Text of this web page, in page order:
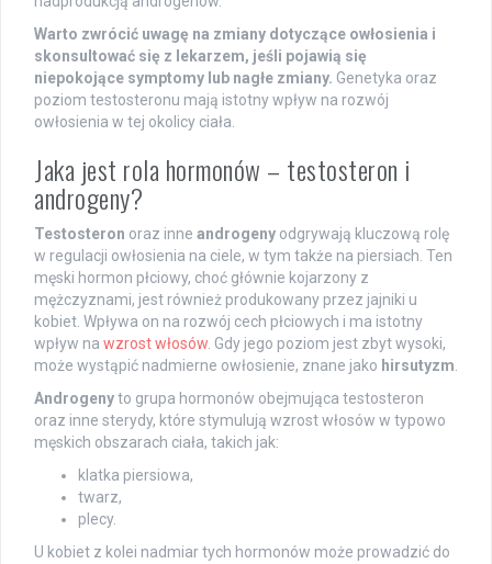
Warto zwrócić uwagę na zmiany dotyczące owłosienia i
skonsultować się z lekarzem, jeśli pojawią się
niepokojące symptomy lub nagłe zmiany. Genetyka oraz
poziom testosteronu mają istotny wpływ na rozwój
owłosienia w tej okolicy ciała.
Jaka jest rola hormonów – testosteron i
androgeny?
Testosteron oraz inne androgeny odgrywają kluczową rolę
w regulacji owłosienia na ciele, w tym także na piersiach. Ten
męski hormon płciowy, choć głównie kojarzony z
mężczyznami, jest również produkowany przez jajniki u
kobiet. Wpływa on na rozwój cech płciowych i ma istotny
wpływ na wzrost włosów . Gdy jego poziom jest zbyt wysoki,
może wystąpić nadmierne owłosienie, znane jako hirsutyzm
Androgenyto grupa hormonów obejmująca testosteron
oraz inne sterydy, które stymulują wzrost włosów w typowo
męskich obszarach ciała, takich jak:
klatka piersiowa,
twarz,
plecy.
U kobiet z kolei nadmiar tych hormonów może prowadzić do